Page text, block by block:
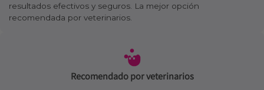
resultados efectivos y seguros. La mejor opción
recomendada por veterinarios.
Recomendado por veterinarios